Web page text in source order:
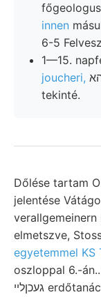
innen
6-5
1—15.
joucheri,
tekinté.
Dőlése tartam
jelentése
elmetszve,
egyetemmel KS
oszloppal 6.-
געכןלײ erdőtanácsos lévén, Jelentésem